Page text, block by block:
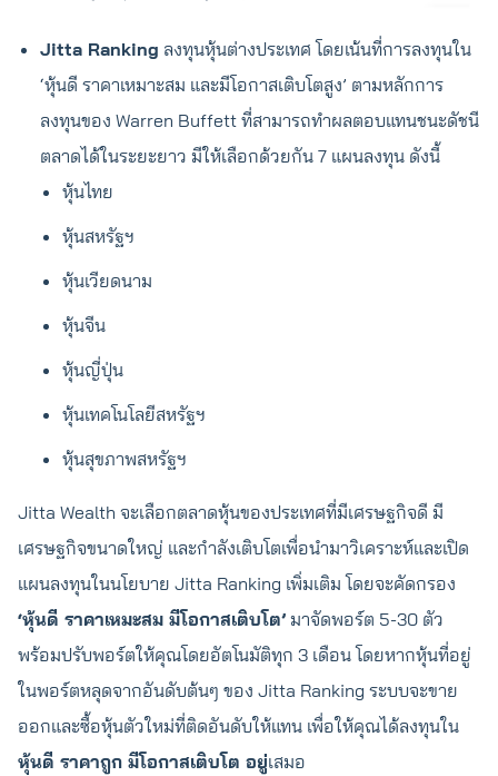
Jitta Ranking ลงทุนหุ้นต่างประเทศ โดยเน้นที่การลงทุนใน
‘หุ้นดี ราคาเหมาะสม และมีโอกาสเติบโตสูง’ ตามหลักการ
ลงทุนของ Warren Buffett ที่สามารถทำผลตอบแทนชนะดัชนี
ตลาดได้ในระยะยาว มีให้เลือกด้วยกัน 7 แผนลงทุน ดังนี้
หุ้นไทย
หุ้นสหรัฐฯ
หุ้นเวียดนาม
หุ้นจีน
หุ้นญี่ปุ่น
หุ้นเทคโนโลยีสหรัฐฯ
หุ้นสุขภาพสหรัฐฯ
Jitta Wealth จะเลือกตลาดหุ้นของประเทศที่มีเศรษฐกิจดี มี
เศรษฐกิจขนาดใหญ่ และกำลังเติบโตเพื่อนำมาวิเคราะห์และเปิด
แผนลงทุนในนโยบาย Jitta Ranking เพิ่มเติม โดยจะคัดกรอง
‘หุ้นดี ราคาเหมะสม มีโอกาสเติบโต’ มาจัดพอร์ต 5-30 ตัว
พร้อมปรับพอร์ตให้คุณโดยอัตโนมัติทุก 3 เดือน โดยหากหุ้นที่อยู่
ในพอร์ตหลุดจากอันดับต้นๆ ของ Jitta Ranking ระบบจะขาย
ออกและซื้อหุ้นตัวใหม่ที่ติดอันดับให้แทน เพื่อให้คุณได้ลงทุนใน
หุ้นดี ราคาถูก มีโอกาสเติบโต อยู่เสมอ